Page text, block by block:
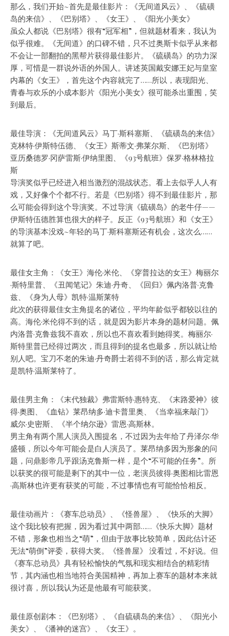
那么，我们开始~首先是最佳影片：《无间道风云》、《硫磺
岛的来信》、《巴别塔》、《女王》、
《阳光小美女》
虽众人都说《巴别塔》很有“冠军相”，但就题材看来，我认为
似乎很难。《无间道》的口碑不错，只不过奥斯卡似乎从来都
不会让一部翻拍的黑帮片获得最佳影片。《硫磺岛》的功力深
厚，可惜是一群说外语的外国人。讲述英国戴安娜王妃与皇室
内幕的《女王》，首先这个内容就完了……所以，表现阳光、
青春与欢乐的小成本影片《阳光小美女》很可能杀出重围，笑
到最后。
最佳导演：《无间道风云》马丁·斯科塞斯、
《硫磺岛的来信》
克林特·伊斯特伍德 、《女王》斯蒂文·弗莱尔斯、
《巴别塔》
亚历桑德罗·冈萨雷斯·伊纳里图 、《93号航班》保罗·格林格拉
斯
导演奖似乎已经进入相当激烈的混战状态。看上去似乎人人有
戏，又好像个个都不行。若是《巴别塔》得不到最佳影片，那
么可能会得到这个导演奖。不过导演《硫磺岛》的老牛仔——
伊斯特伍德胜算也很大的样子。反正《93号航班》和《女王》
的导演基本没戏~年轻的马丁·斯科塞斯还有机会，这次么……
就算了吧。
最佳女主角：《女王》海伦·米伦、《穿普拉达的女王》梅丽尔
·斯特里普、《丑闻笔记》朱迪·丹奇、《回归》佩内洛普·克鲁
兹、
《身为人母》凯特·温斯莱特
此次的获得最佳女主角提名的诸位，平均年龄似乎都较以往的
高。海伦·米伦得不到的话，就是因为影片本身的题材问题。佩
内洛普·克鲁兹我不喜欢，所以也不喜欢看到她得奖。梅丽尔·
斯特里普已经得过两次，而且得到的提名也最多，所以就让给
别人吧。宝刀不老的朱迪·丹奇爵士若得不到的话，那么肯定就
是凯特·温斯莱特了。
最佳男主角：《末代独裁》弗雷斯特·惠特克、
《末路爱神》彼
得·奥图 、《血钻》莱昂纳多·迪卡普里奥、《当幸福来敲门》
威尔·史密斯、《半个纳尔逊》雷恩·高斯林。
男主角有两个黑人演员入围提名，不过因为去年给了丹泽尔·华
盛顿，所以今年可能会是白人演员了。莱昂纳多因为形象的问
题，问鼎影帝几乎跟汤克鲁斯一样，是个“不可能的任务”。所
以获奖的很可能是剩下的其中一位，老演员彼得·奥图相比雷恩
·高斯林也许更有获奖的可能，不过事情也有可能恰恰相反。
最佳动画片： 《赛车总动员》
、《怪兽屋》、《快乐的大脚》
这个我比较有把握，因为看过其中两部……《快乐大脚》题材
不错，形象也相当之“萌”，但由于故事比较简单，因此估计还
无法“萌倒”评委，获得大奖。《怪兽屋》 没看过，不好说。但
《赛车总动员》具有轻松愉快的气氛和现实相结合的精彩情
节，其内涵也相当地符合美国精神，再加上赛车的题材本来就
很讨喜，所以我认为还是他最有可能获奖。
最佳原创剧本： 《巴别塔》、《自硫磺岛的来信》、
《阳光小
美女》、《潘神的迷宫》、《女王》。